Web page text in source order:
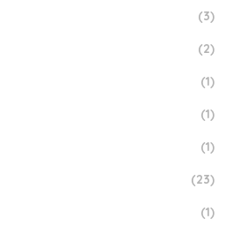
(3)
(2)
(1)
(1)
(1)
(23)
(1)